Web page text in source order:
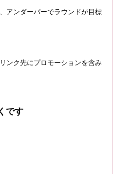
アンダーパーでラウンドが目標
ンク先にプロモーションを含み
です